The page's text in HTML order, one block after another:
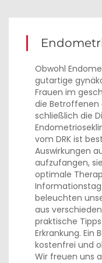
Obwohl
gutartige
Frauen im
die Betroffenen
schließlich die
vom DRK ist
Auswirkungen
aufzufangen,
optimale
Informationstag
beleuchten
aus
praktische
Erkrankung. Ein
kostenfrei und
Wir freuen uns